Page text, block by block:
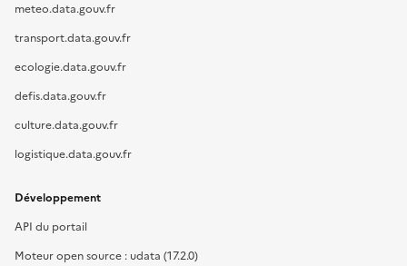
meteo.data.gouv.fr
transport.data.gouv.fr
ecologie.data.gouv.fr
defis.data.gouv.fr
culture.data.gouv.fr
logistique.data.gouv.fr
Développement
API du portail
Moteur open source : udata (17.2.0)